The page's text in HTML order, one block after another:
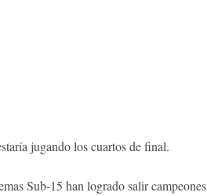
jugando los cuartos de final.
Sub-15 han logrado salir campeones